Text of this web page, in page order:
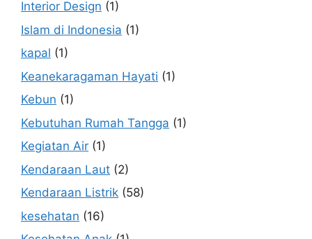
Interior Design (1)
Islam di Indonesia (1)
kapal (1)
Keanekaragaman Hayati (1)
Kebun (1)
Kebutuhan Rumah Tangga (1)
Kegiatan Air (1)
Kendaraan Laut (2)
Kendaraan Listrik (58)
kesehatan (16)